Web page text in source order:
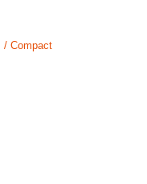
/ Compact